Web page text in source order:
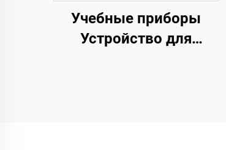
Учебные приборы
Устройство для